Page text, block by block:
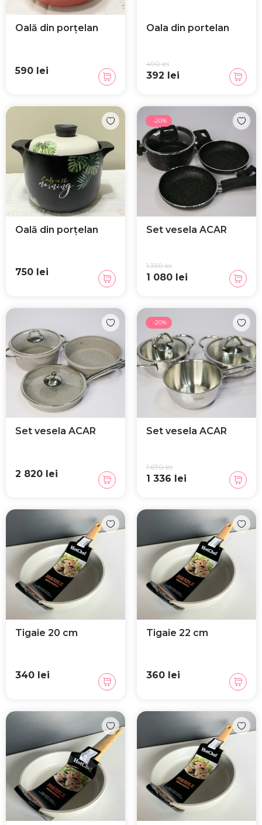
Feţe de perna
Suport pentru tacamuri
Servicii ceai cafea
Recipiente pentru alimetare
Accesorii pentru bucatarie
Platouri și Tocătoare de bucătărie
Oală din porțelan
590 lei
Oala din portelan
490 lei
392 lei
Oală din porțelan
750 lei
-20%
Set vesela ACAR
1 350 lei
1 080 lei
Set vesela ACAR
2 820 lei
-20%
Set vesela ACAR
1 670 lei
1 336 lei
Tigaie 20 cm
340 lei
Tigaie 22 cm
360 lei